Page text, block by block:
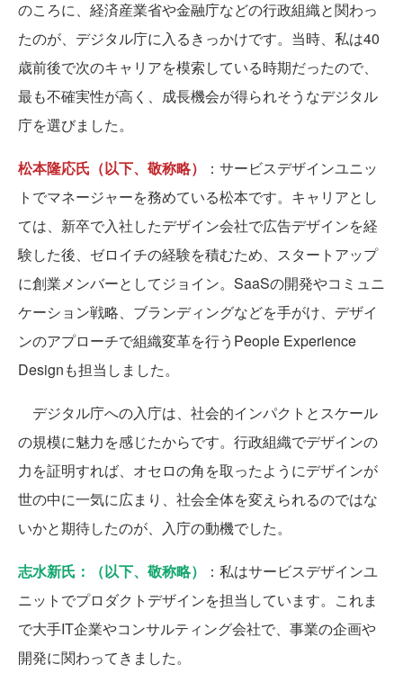
のころに、経済産業省や金融庁などの行政組織と関わっ
たのが、デジタル庁に入るきっかけです。当時、私は40
歳前後で次のキャリアを模索している時期だったので、
最も不確実性が高く、成長機会が得られそうなデジタル
庁を選びました。
松本隆応氏（以下、敬称略）
：サービスデザインユニッ
トでマネージャーを務めている松本です。キャリアとし
ては、新卒で入社したデザイン会社で広告デザインを経
験した後、ゼロイチの経験を積むため、スタートアップ
に創業メンバーとしてジョイン。SaaSの開発やコミュニ
ケーション戦略、ブランディングなどを手がけ、デザイ
ンのアプローチで組織変革を行うPeople Experience
Designも担当しました。
デジタル庁への入庁は、社会的インパクトとスケール
の規模に魅力を感じたからです。行政組織でデザインの
力を証明すれば、オセロの角を取ったようにデザインが
世の中に一気に広まり、社会全体を変えられるのではな
いかと期待したのが、入庁の動機でした。
志水新氏：（以下、敬称略）
：私はサービスデザインユ
ニットでプロダクトデザインを担当しています。これま
で大手IT企業やコンサルティング会社で、事業の企画や
開発に関わってきました。